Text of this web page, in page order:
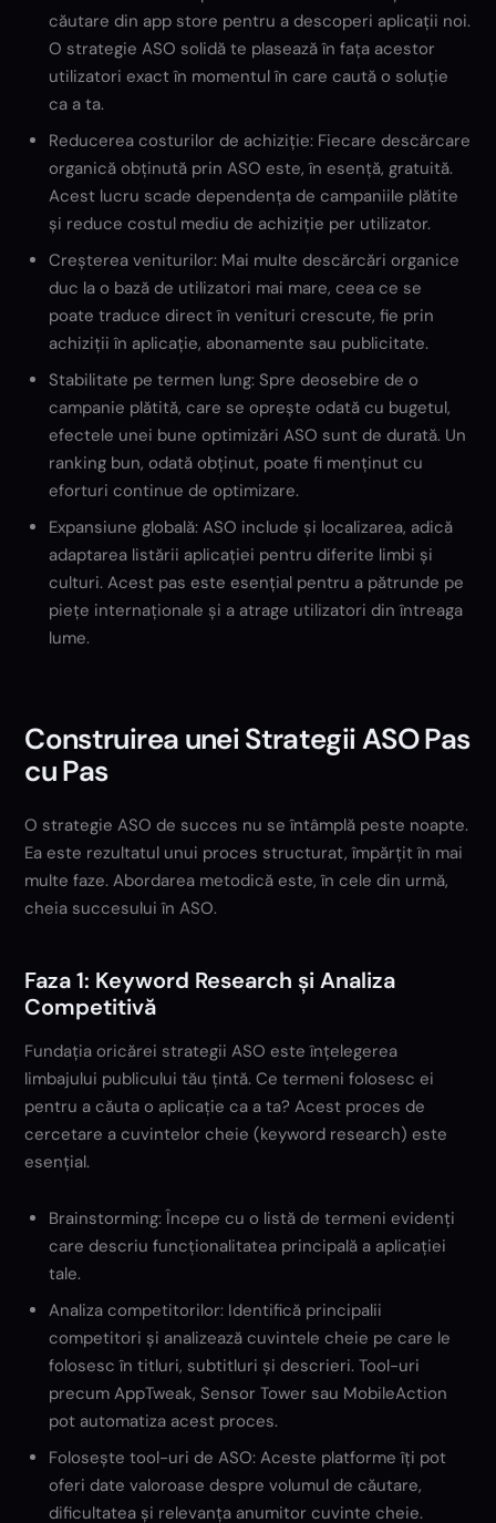
căutare din app store pentru a descoperi aplicații noi.
O strategie ASO solidă te plasează în fața acestor
utilizatori exact în momentul în care caută o soluție
ca a ta.
Reducerea costurilor de achiziție: Fiecare descărcare
organică obținută prin ASO este, în esență, gratuită.
Acest lucru scade dependența de campaniile plătite
și reduce costul mediu de achiziție per utilizator.
Creșterea veniturilor: Mai multe descărcări organice
duc la o bază de utilizatori mai mare, ceea ce se
poate traduce direct în venituri crescute, fie prin
achiziții în aplicație, abonamente sau publicitate.
Stabilitate pe termen lung: Spre deosebire de o
campanie plătită, care se oprește odată cu bugetul,
efectele unei bune optimizări ASO sunt de durată. Un
ranking bun, odată obținut, poate fi menținut cu
eforturi continue de optimizare.
Expansiune globală: ASO include și localizarea, adică
adaptarea listării aplicației pentru diferite limbi și
culturi. Acest pas este esențial pentru a pătrunde pe
piețe internaționale și a atrage utilizatori din întreaga
lume.
Construirea unei Strategii ASO Pas
cu Pas
O strategie ASO de succes nu se întâmplă peste noapte.
Ea este rezultatul unui proces structurat, împărțit în mai
multe faze. Abordarea metodică este, în cele din urmă,
cheia succesului în ASO.
Faza 1: Keyword Research și Analiza
Competitivă
Fundația oricărei strategii ASO este înțelegerea
limbajului publicului tău țintă. Ce termeni folosesc ei
pentru a căuta o aplicație ca a ta? Acest proces de
cercetare a cuvintelor cheie (keyword research) este
esențial.
Brainstorming: Începe cu o listă de termeni evidenți
care descriu funcționalitatea principală a aplicației
tale.
Analiza competitorilor: Identifică principalii
competitori și analizează cuvintele cheie pe care le
folosesc în titluri, subtitluri și descrieri. Tool-uri
precum AppTweak, Sensor Tower sau MobileAction
pot automatiza acest proces.
Folosește tool-uri de ASO: Aceste platforme îți pot
oferi date valoroase despre volumul de căutare,
dificultatea și relevanța anumitor cuvinte cheie.